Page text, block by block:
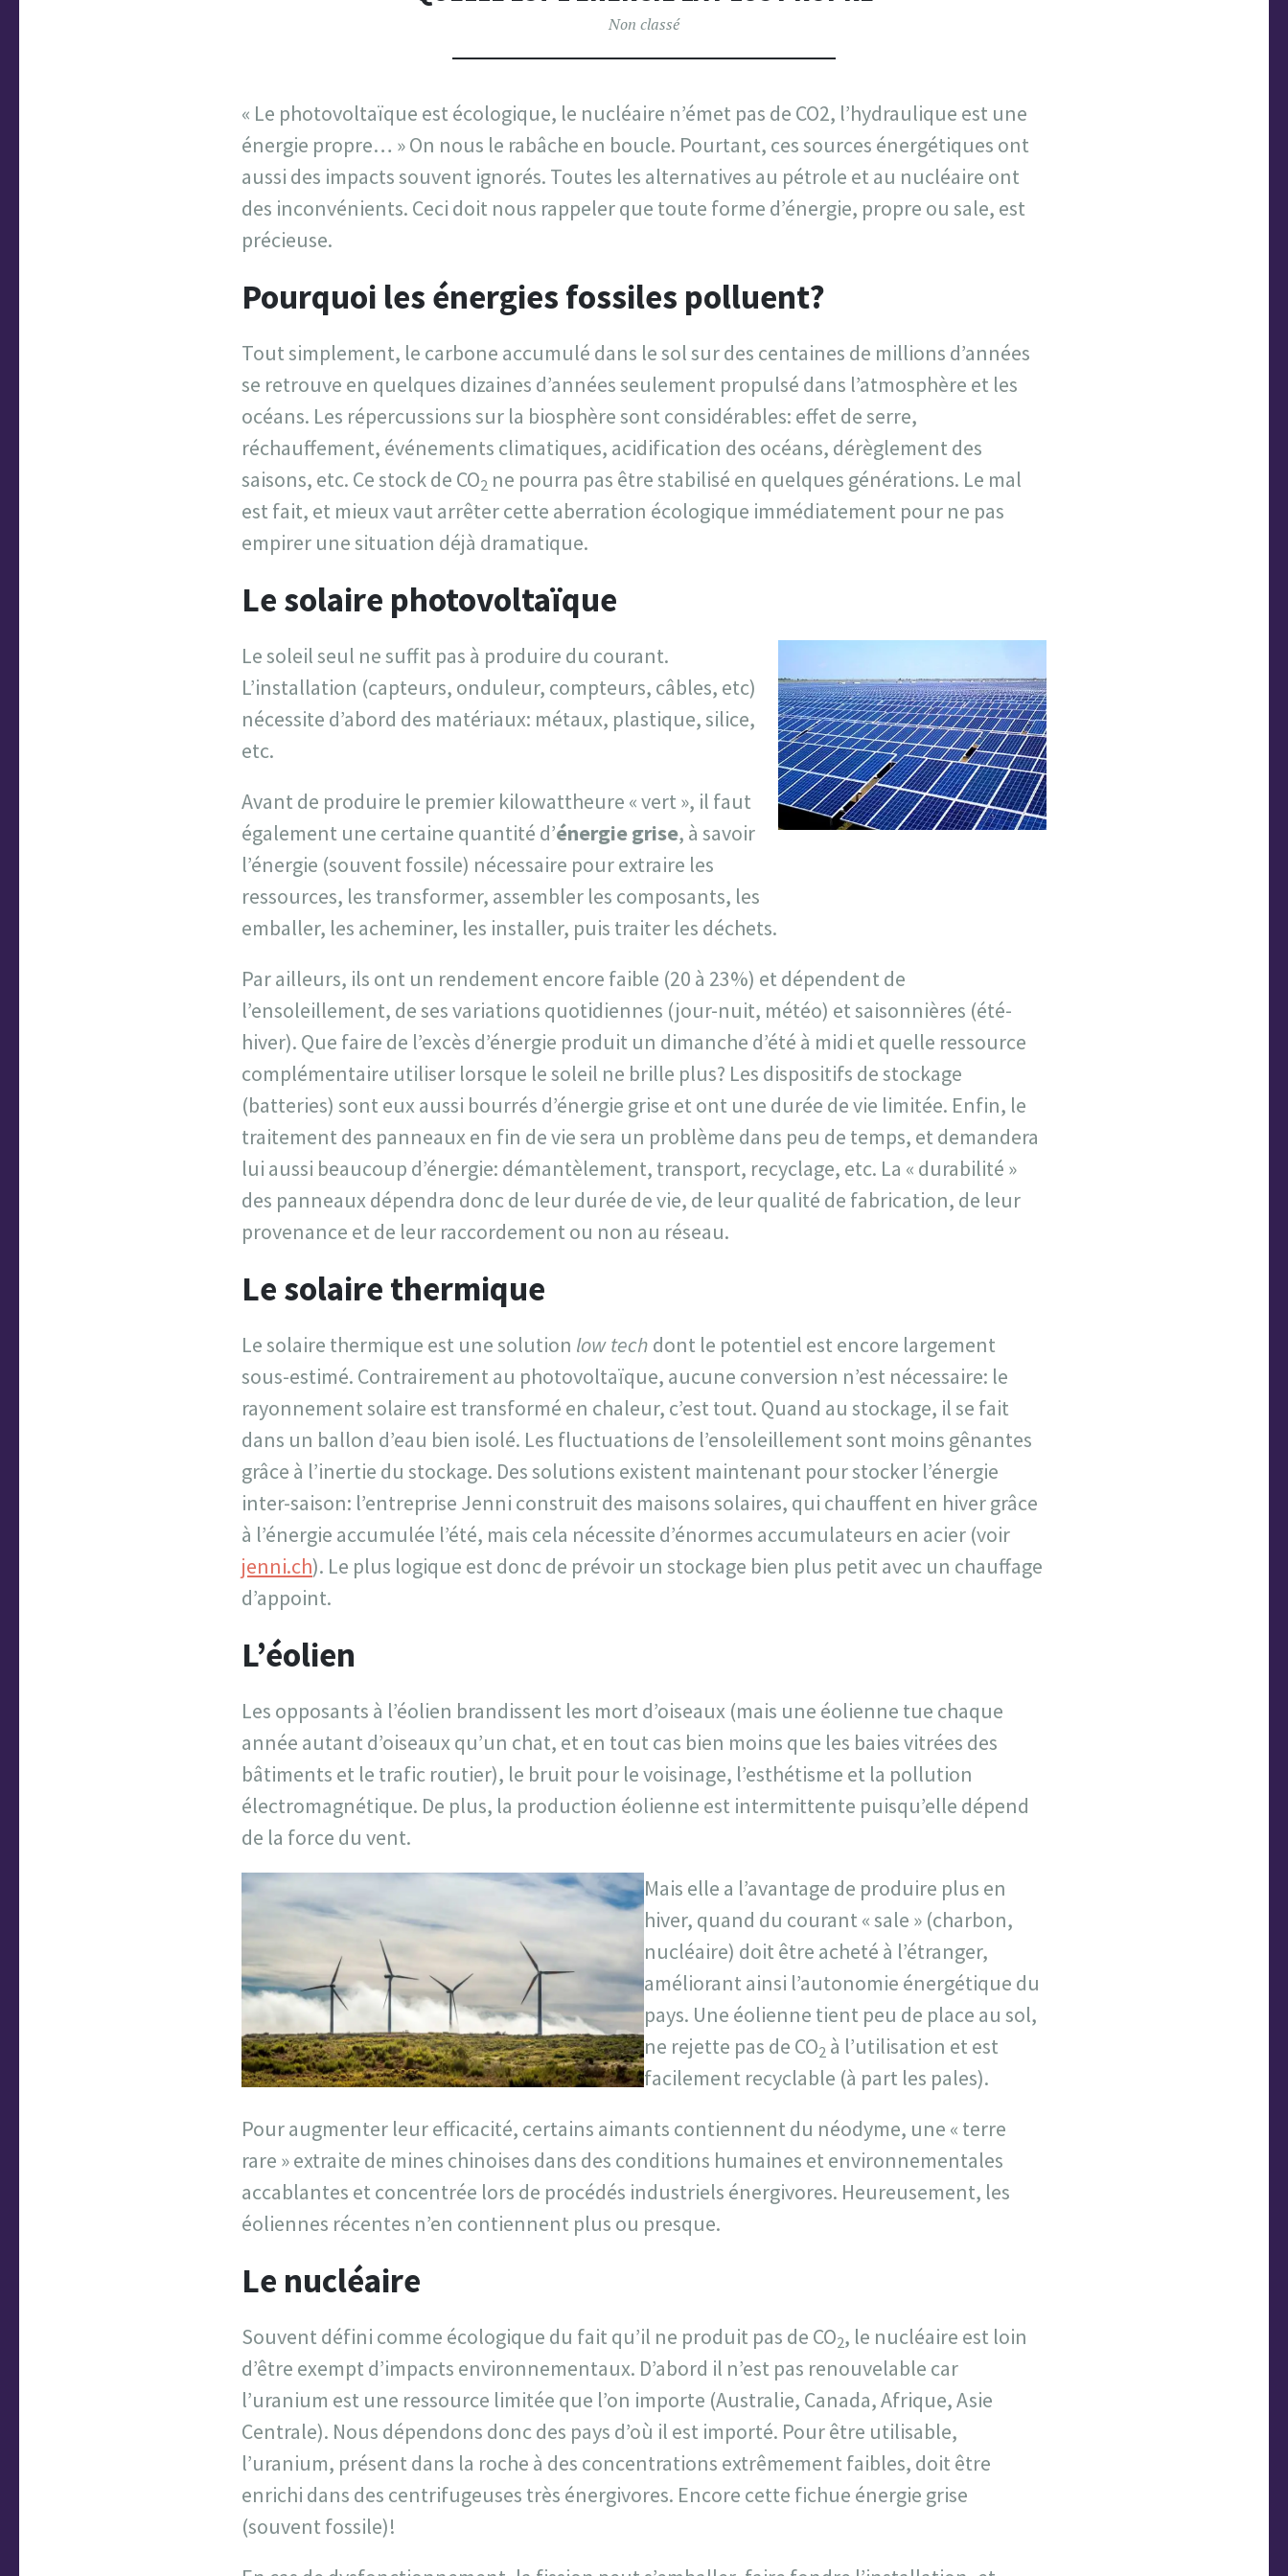
Non classé
« Le photovoltaïque est écologique, le nucléaire n’émet pas de CO2, l’hydraulique est une
énergie propre… » On nous le rabâche en boucle. Pourtant, ces sources énergétiques ont
aussi des impacts souvent ignorés. Toutes les alternatives au pétrole et au nucléaire ont
des inconvénients. Ceci doit nous rappeler que toute forme d’énergie, propre ou sale, est
précieuse.
Pourquoi les énergies fossiles polluent?
Tout simplement, le carbone accumulé dans le sol sur des centaines de millions d’années
se retrouve en quelques dizaines d’années seulement propulsé dans l’atmosphère et les
océans. Les répercussions sur la biosphère sont considérables: effet de serre,
réchauffement, événements climatiques, acidification des océans, dérèglement des
saisons, etc. Ce stock de CO2 ne pourra pas être stabilisé en quelques générations. Le mal
est fait, et mieux vaut arrêter cette aberration écologique immédiatement pour ne pas
empirer une situation déjà dramatique.
Le solaire photovoltaïque
Le soleil seul ne suffit pas à produire du courant.
L’installation (capteurs, onduleur, compteurs, câbles, etc)
nécessite d’abord des matériaux: métaux, plastique, silice,
etc.
Avant de produire le premier kilowattheure « vert », il faut
également une certaine quantité d’énergie grise, à savoir
l’énergie (souvent fossile) nécessaire pour extraire les
ressources, les transformer, assembler les composants, les
emballer, les acheminer, les installer, puis traiter les déchets.
Par ailleurs, ils ont un rendement encore faible (20 à 23%) et dépendent de
l’ensoleillement, de ses variations quotidiennes (jour-nuit, météo) et saisonnières (été-
hiver). Que faire de l’excès d’énergie produit un dimanche d’été à midi et quelle ressource
complémentaire utiliser lorsque le soleil ne brille plus? Les dispositifs de stockage
(batteries) sont eux aussi bourrés d’énergie grise et ont une durée de vie limitée. Enfin, le
traitement des panneaux en fin de vie sera un problème dans peu de temps, et demandera
lui aussi beaucoup d’énergie: démantèlement, transport, recyclage, etc. La « durabilité »
des panneaux dépendra donc de leur durée de vie, de leur qualité de fabrication, de leur
provenance et de leur raccordement ou non au réseau.
Le solaire thermique
Le solaire thermique est une solution low tech dont le potentiel est encore largement
sous-estimé. Contrairement au photovoltaïque, aucune conversion n’est nécessaire: le
rayonnement solaire est transformé en chaleur, c’est tout. Quand au stockage, il se fait
dans un ballon d’eau bien isolé. Les fluctuations de l’ensoleillement sont moins gênantes
grâce à l’inertie du stockage. Des solutions existent maintenant pour stocker l’énergie
inter-saison: l’entreprise Jenni construit des maisons solaires, qui chauffent en hiver grâce
à l’énergie accumulée l’été, mais cela nécessite d’énormes accumulateurs en acier (voir
jenni.ch). Le plus logique est donc de prévoir un stockage bien plus petit avec un chauffage
d’appoint.
L’éolien
Les opposants à l’éolien brandissent les mort d’oiseaux (mais une éolienne tue chaque
année autant d’oiseaux qu’un chat, et en tout cas bien moins que les baies vitrées des
bâtiments et le trafic routier), le bruit pour le voisinage, l’esthétisme et la pollution
électromagnétique. De plus, la production éolienne est intermittente puisqu’elle dépend
de la force du vent.
Mais elle a l’avantage de produire plus en
hiver, quand du courant « sale » (charbon,
nucléaire) doit être acheté à l’étranger,
améliorant ainsi l’autonomie énergétique du
pays. Une éolienne tient peu de place au sol,
ne rejette pas de CO2 à l’utilisation et est
facilement recyclable (à part les pales).
Pour augmenter leur efficacité, certains aimants contiennent du néodyme, une « terre
rare » extraite de mines chinoises dans des conditions humaines et environnementales
accablantes et concentrée lors de procédés industriels énergivores. Heureusement, les
éoliennes récentes n’en contiennent plus ou presque.
Le nucléaire
Souvent défini comme écologique du fait qu’il ne produit pas de CO2, le nucléaire est loin
d’être exempt d’impacts environnementaux. D’abord il n’est pas renouvelable car
l’uranium est une ressource limitée que l’on importe (Australie, Canada, Afrique, Asie
Centrale). Nous dépendons donc des pays d’où il est importé. Pour être utilisable,
l’uranium, présent dans la roche à des concentrations extrêmement faibles, doit être
enrichi dans des centrifugeuses très énergivores. Encore cette fichue énergie grise
(souvent fossile)!